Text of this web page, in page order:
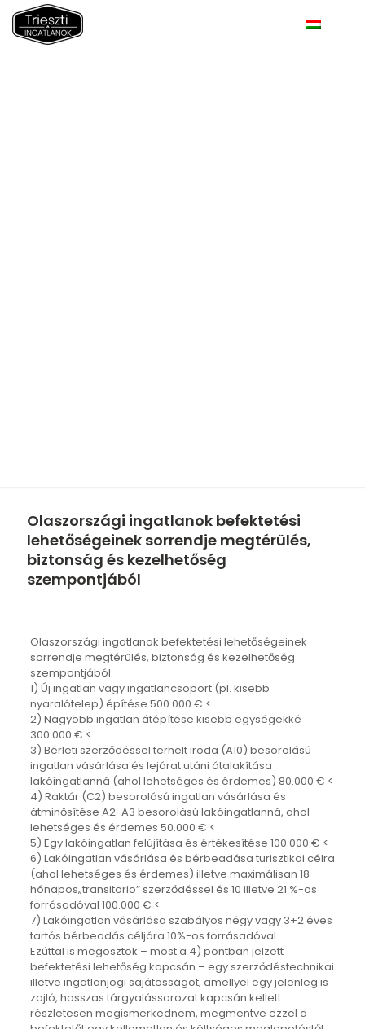
Olaszországi ingatlanok befektetési
lehetőségeinek sorrendje megtérülés,
biztonság és kezelhetőség
szempontjából
Olaszországi ingatlanok befektetési lehetőségeinek
sorrendje megtérülés, biztonság és kezelhetőség
szempontjából:
1) Új ingatlan vagy ingatlancsoport (pl. kisebb
nyaralótelep) építése 500.000 € <
2) Nagyobb ingatlan átépítése kisebb egységekké
300.000 € <
3) Bérleti szerződéssel terhelt iroda (A10) besorolású
ingatlan vásárlása és lejárat utáni átalakítása
lakóingatlanná (ahol lehetséges és érdemes) 80.000 € <
4) Raktár (C2) besorolású ingatlan vásárlása és
átminősítése A2-A3 besorolású lakóingatlanná, ahol
lehetséges és érdemes 50.000 € <
5) Egy lakóingatlan felújítása és értékesítése 100.000 € <
6) Lakóingatlan vásárlása és bérbeadása turisztikai célra
(ahol lehetséges és érdemes) illetve maximálisan 18
hónapos„transitorio” szerződéssel és 10 illetve 21 %-os
forrásadóval 100.000 € <
7) Lakóingatlan vásárlása szabályos négy vagy 3+2 éves
tartós bérbeadás céljára 10%-os forrásadóval
Ezúttal is megosztok – most a 4) pontban jelzett
befektetési lehetőség kapcsán – egy szerződéstechnikai
illetve ingatlanjogi sajátosságot, amellyel egy jelenleg is
zajló, hosszas tárgyalássorozat kapcsán kellett
részletesen megismerkednem, megmentve ezzel a